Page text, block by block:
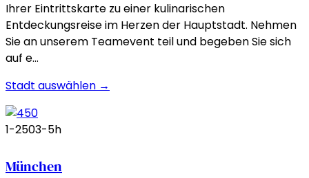
Ihrer Eintrittskarte zu einer kulinarischen
Entdeckungsreise im Herzen der Hauptstadt. Nehmen
Sie an unserem Teamevent teil und begeben Sie sich
auf e…
Stadt auswählen →
1-2503-5h
München